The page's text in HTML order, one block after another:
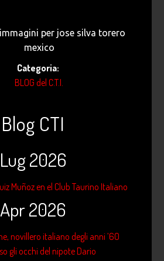
Categoria:
BLOG del C.T.I.
Blog CTI
Lug 2026
Muñoz en el Club Taurino Italiano
Apr 2026
novillero italiano degli anni ’60
gli occhi del nipote Dario